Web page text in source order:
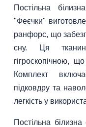
Постільна
"Феєчки"
ранфорс, що
сну. Ця
гігроскопічною,
Комплект
підковдру та
легкість у
Постільна